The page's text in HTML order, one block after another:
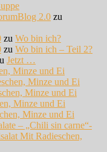
2.0 zu
zu Wo bin ich?
zu Wo bin ich – Teil 2?
Jetzt …
Minze und Ei
Minze und Ei
Minze und Ei
Minze und Ei
Minze und Ei
– „Chili sin carne“-
Mit Radieschen,